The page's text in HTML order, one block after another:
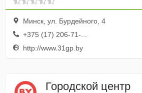
Минск, ул. Бурдейного, 4
+375 (17) 206-71-...
http://www.31gp.by
Городской центр